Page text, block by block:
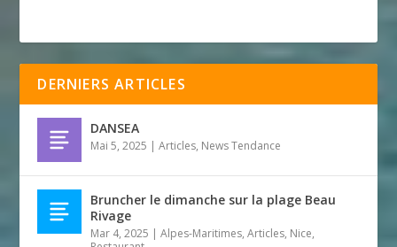
DERNIERS ARTICLES
DANSEA
Mai 5, 2025 |Articles, News Tendance
Bruncher le dimanche sur la plage Beau
Rivage
Mar 4, 2025 |Alpes-Maritimes,Articles, Nice,